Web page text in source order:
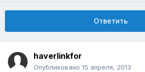
Ответить
haverlinkfor
Опубликовано 15 апреля, 2013